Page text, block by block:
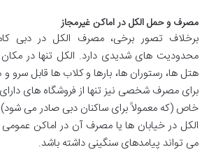
مصرف و حمل الکل در اماکن غیرمجاز
برخلاف تصور برخی، مصرف الکل در دبی
محدودیت های شدیدی دارد. الکل تنها در مکان
هتل ها، رستوران ها، بارها و کلاب ها قابل
برای مصرف شخصی نیز تنها از فروشگاه های
خاص (که معمولاً برای ساکنان دبی صادر می
الکل در خیابان ها یا مصرف آن در اماکن
می تواند پیامدهای سنگینی داشته باشد.